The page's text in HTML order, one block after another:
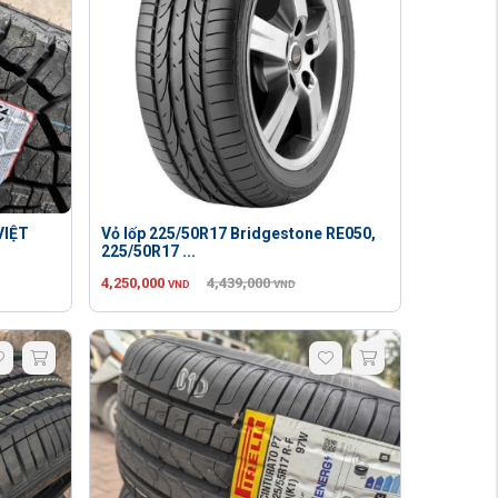
Vỏ lốp 225/50R17 Bridgestone RE050,
225/50R17 ...
4,250,000 VND 4,439,000 VND